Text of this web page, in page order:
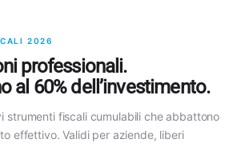
2026
professionali.
al 60% dell’investimento.
strumenti fiscali cumulabili che abbattono
effettivo. Validi per aziende, liberi